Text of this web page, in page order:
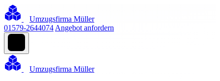
Umzugsfirma Müller
01579-2644074 Angebot anfordern
Umzugsfirma Müller